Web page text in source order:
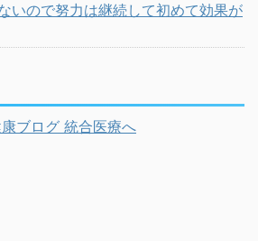
いので努力は継続して初めて効果が